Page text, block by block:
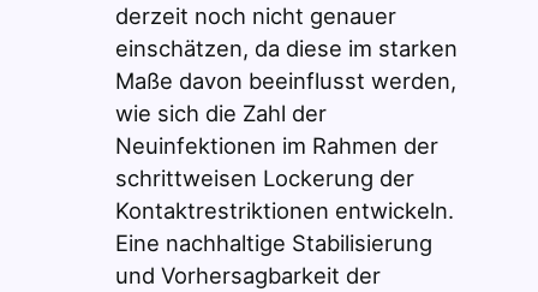
derzeit noch nicht genauer
einschätzen, da diese im starken
Maße davon beeinflusst werden,
wie sich die Zahl der
Neuinfektionen im Rahmen der
schrittweisen Lockerung der
Kontaktrestriktionen entwickeln.
Eine nachhaltige Stabilisierung
und Vorhersagbarkeit der